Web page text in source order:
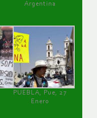
Argentina
PUEBLA, Pue, 27
Enero